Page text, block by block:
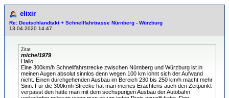
elixir
Re: Deutschlandtakt + Schnellfahrtrasse Nürnberg - Würzburg
13.04.2020 14:47
Zitat
michel1979
Hallo
Eine 300km/h Schnellfahrstrecke zwischen Nürnberg und Würzburg ist in
meinen Augen absolut sinnlos denn wegen 100 km lohnt sich der Aufwand
nicht. Einen durchgehenden Ausbau im Bereich 230 bis 250 km/h macht mehr
Sinn. Für die 300kmh Strecke hat man meines Erachtens auch den Zeitpunkt
verpasst den hätte man mit dem sechspurigen Ausbau der Autobahn